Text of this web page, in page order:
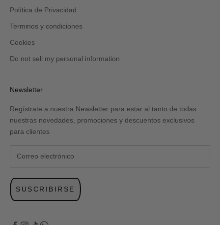
Política de Privacidad
Terminos y condiciones
Cookies
Do not sell my personal information
Newsletter
Regístrate a nuestra Newsletter para estar al tanto de todas
nuestras novedades, promociones y descuentos exclusivos
para clientes
SUSCRIBIRSE